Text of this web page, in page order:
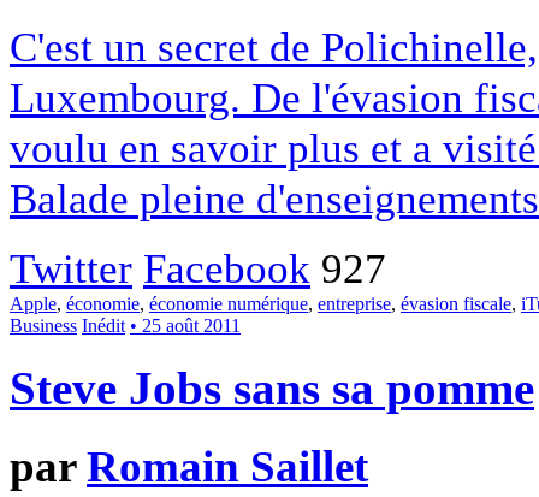
C'est un secret de
Luxembourg. De l'évasion
voulu en savoir plus et a
Balade pleine
Twitter Facebook 927
Apple, économie, économie numérique, entreprise, évasion fiscale,
Business Inédit • 25 août 2011
Steve Jobs sans sa pomme
parRomain Saillet